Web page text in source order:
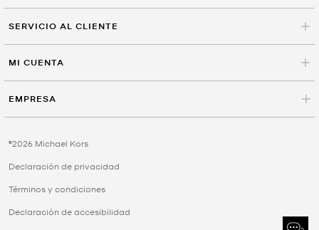
SERVICIO AL CLIENTE
MI CUENTA
EMPRESA
©2026 Michael Kors
Declaración de privacidad
Términos y condiciones
Declaración de accesibilidad